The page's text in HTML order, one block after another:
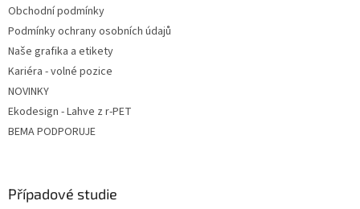
Obchodní podmínky
Podmínky ochrany osobních údajů
Naše grafika a etikety
Kariéra - volné pozice
NOVINKY
Ekodesign - Lahve z r-PET
BEMA PODPORUJE
Případové studie